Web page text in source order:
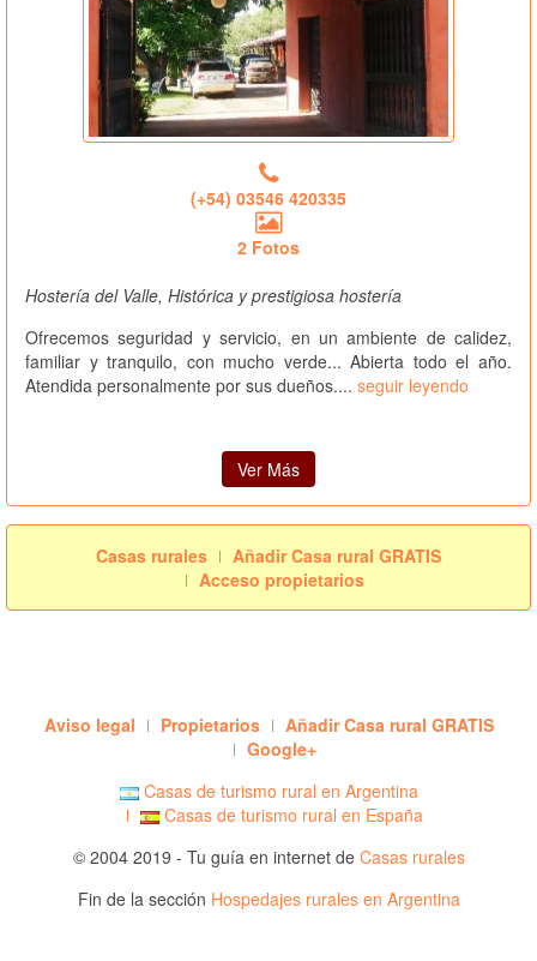
(+54) 03546 420335
2 Fotos
Hostería del Valle, Histórica y prestigiosa hostería
Ofrecemos seguridad y servicio, en un ambiente de calidez,
familiar y tranquilo, con mucho verde... Abierta todo el año.
Atendida personalmente por sus dueños.... seguir leyendo
Ver Más
Casas rurales
Añadir Casa rural GRATIS
Acceso propietarios
Aviso legal Propietarios
Añadir Casa rural GRATIS
Google+
Casas de turismo rural en Argentina
Casas de turismo rural en España
© 2004 2019 - Tu guía en internet de Casas rurales
Fin de la sección Hospedajes rurales en Argentina